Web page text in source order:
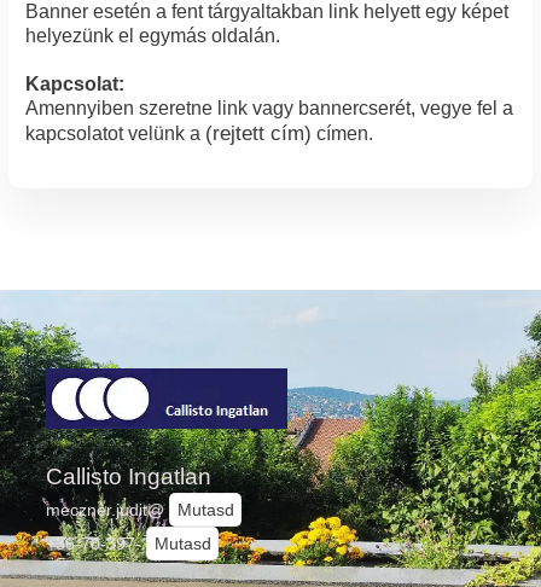
Banner esetén a fent tárgyaltakban link helyett egy képet
helyezünk el egymás oldalán.
Kapcsolat:
Amennyiben szeretne link vagy bannercserét, vegye fel a
kapcsolatot velünk a (rejtett cím) címen.
Callisto Ingatlan
meczner.judit@
Mutasd
+36-70-397-
Mutasd